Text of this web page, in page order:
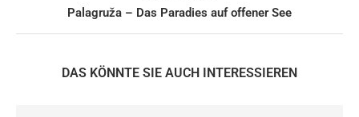
Palagruža – Das Paradies auf offener See
DAS KÖNNTE SIE AUCH INTERESSIEREN